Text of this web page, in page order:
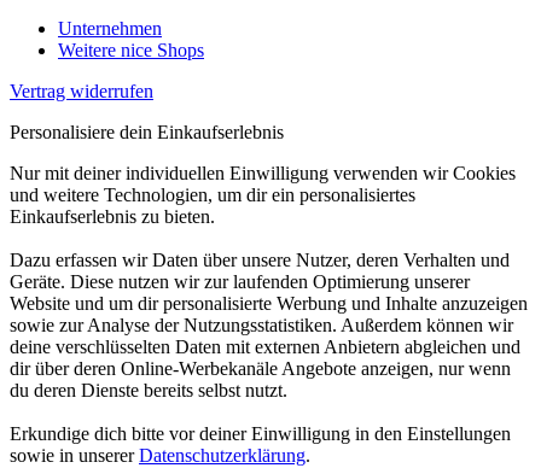
Unternehmen
Weitere nice Shops
Vertrag widerrufen
Personalisiere dein Einkaufserlebnis
Nur mit deiner individuellen Einwilligung verwenden wir Cookies
und weitere Technologien, um dir ein personalisiertes
Einkaufserlebnis zu bieten.
Dazu erfassen wir Daten über unsere Nutzer, deren Verhalten und
Geräte. Diese nutzen wir zur laufenden Optimierung unserer
Website und um dir personalisierte Werbung und Inhalte anzuzeigen
sowie zur Analyse der Nutzungsstatistiken. Außerdem können wir
deine verschlüsselten Daten mit externen Anbietern abgleichen und
dir über deren Online-Werbekanäle Angebote anzeigen, nur wenn
du deren Dienste bereits selbst nutzt.
Erkundige dich bitte vor deiner Einwilligung in den Einstellungen
sowie in unsererDatenschutzerklärung.